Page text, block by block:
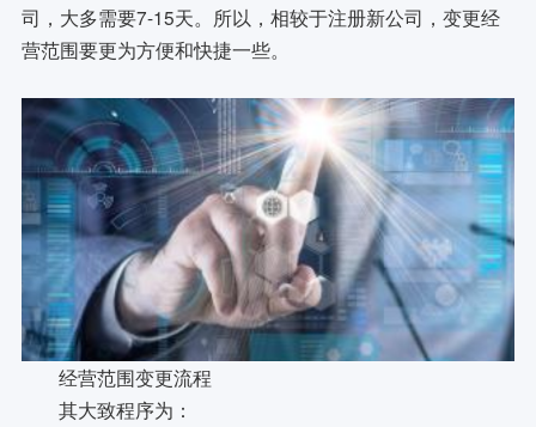
司，大多需要7-15天。所以，相较于注册新公司，变更经
营范围要更为方便和快捷一些。
经营范围变更流程
其大致程序为：